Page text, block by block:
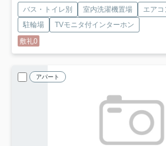
バス・トイレ別 室内洗濯機置場 エアコ
駐輪場
TVモニタ付インターホン
敷礼0
アパート